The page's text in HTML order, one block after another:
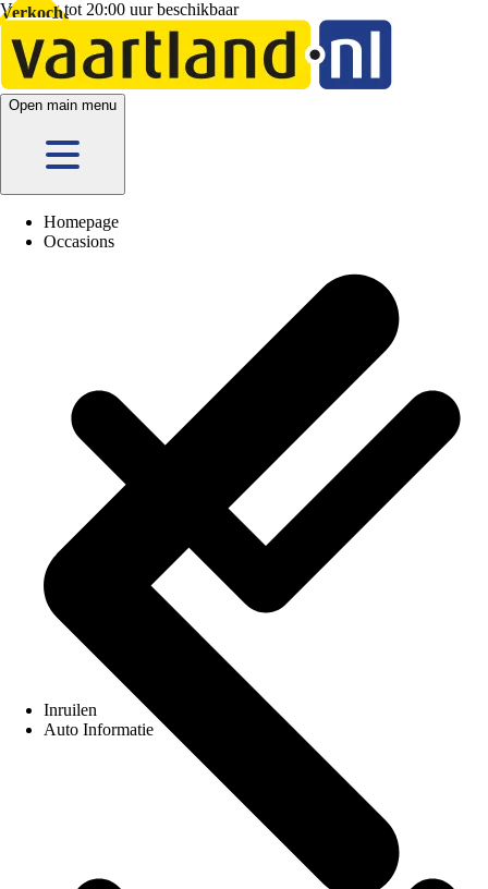
5 vestigingen
Vandaag tot 20:00 uur beschikbaar
Open main menu
Homepage
Occasions
Inruilen
Auto Informatie
Verkocht